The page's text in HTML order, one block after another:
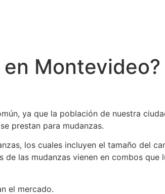
Montevideo?
ya que la población de nuestra
prestan para mudanzas.
los cuales incluyen el tamaño del
las mudanzas vienen en combos que
el mercado.